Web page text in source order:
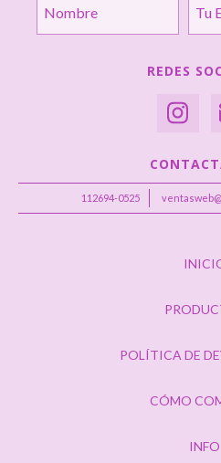
REDES
112694-0525
POLÍTICA DE
CÓMO
INFO